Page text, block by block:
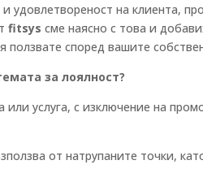
удовлетвореност на клиента,
fitsys сме наясно с това и
ползвате според вашите
за лоялност?
или услуга, с изключение на
от натрупаните точки,